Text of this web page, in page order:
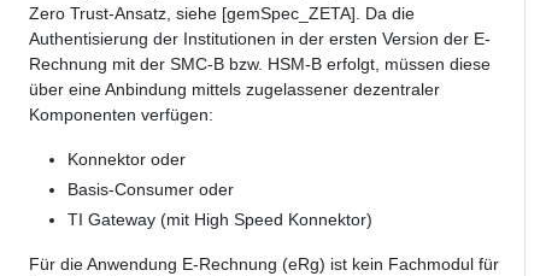
Zero Trust-Ansatz, siehe [gemSpec_ZETA]. Da die
Authentisierung der Institutionen in der ersten Version der E-
Rechnung mit der SMC-B bzw. HSM-B erfolgt, müssen diese
über eine Anbindung mittels zugelassener dezentraler
Komponenten verfügen:
Konnektor oder
Basis-Consumer oder
TI Gateway (mit High Speed Konnektor)
Für die Anwendung E-Rechnung (eRg) ist kein Fachmodul für